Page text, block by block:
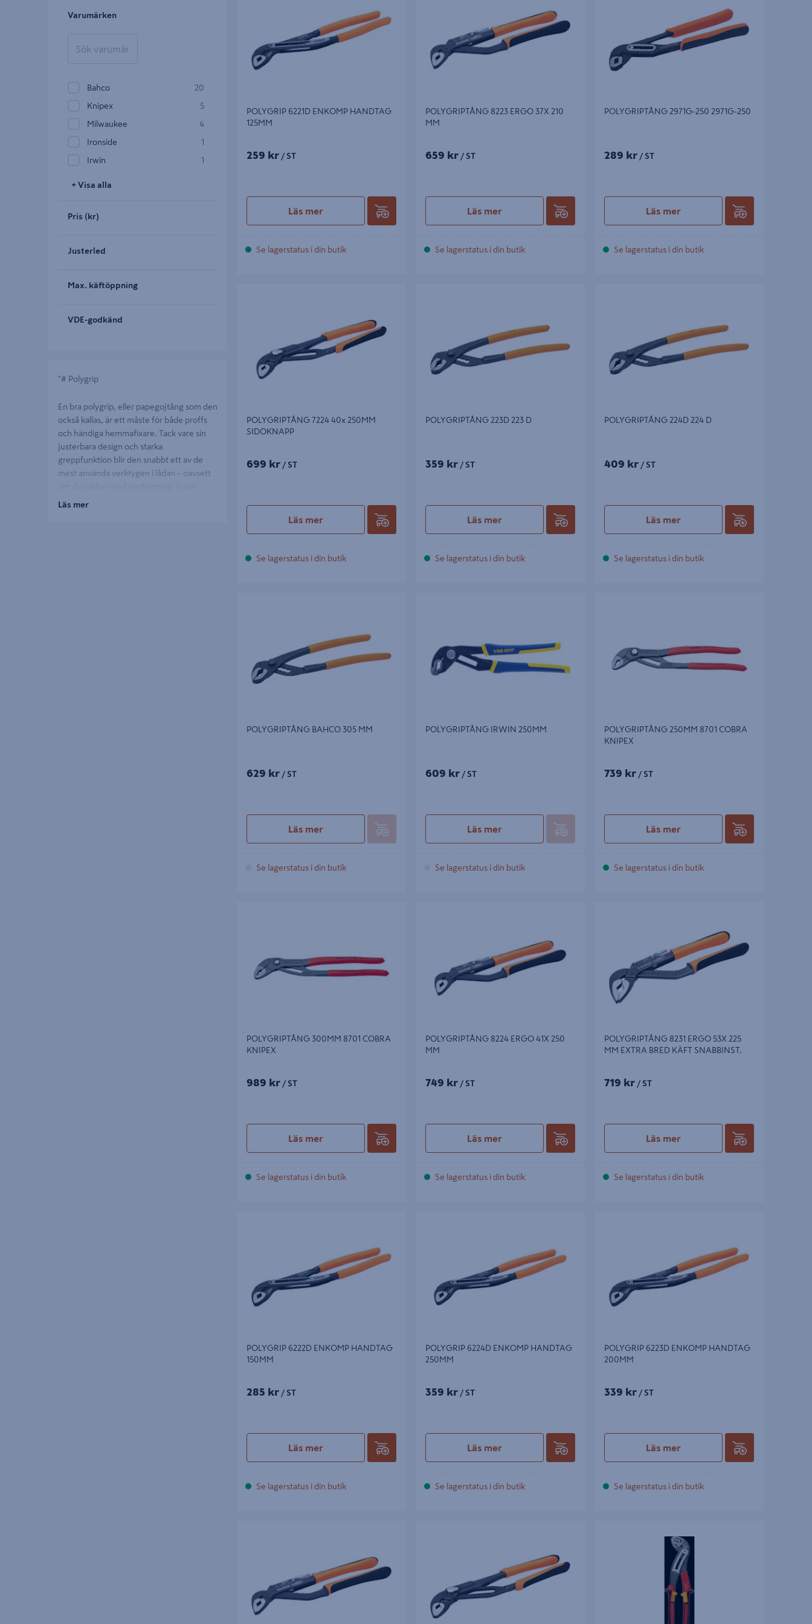
Varumärken
Bahco 20
Knipex 5
Milwaukee 4
Ironside 1
Irwin 1
+ Visa alla
Pris (kr)
Justerled
Max. käftöppning
VDE-godkänd
"# Polygrip
En bra polygrip, eller papegojtång som den
också kallas, är ett måste för både proffs
och händiga hemmafixare. Tack vare sin
justerbara design och starka
greppfunktion blir den snabbt ett av de
mest använda verktygen i lådan – oavsett
muttrar eller håller fast komponenter
Läs mer
POLYGRIP 6221D ENKOMP HANDTAG
125MM
259 kr / ST
Läs mer
Se lagerstatus i din butik
POLYGRIPTÅNG 8223 ERGO 37X 210
MM
659 kr / ST
Läs mer
Se lagerstatus i din butik
POLYGRIPTÅNG 2971G-250 2971G-250
289 kr / ST
Läs mer
Se lagerstatus i din butik
POLYGRIPTÅNG 7224 40x 250MM
SIDOKNAPP
699 kr / ST
Läs mer
Se lagerstatus i din butik
POLYGRIPTÅNG 223D 223 D
359 kr / ST
Läs mer
Se lagerstatus i din butik
POLYGRIPTÅNG 224D 224 D
409 kr / ST
Läs mer
Se lagerstatus i din butik
POLYGRIPTÅNG BAHCO 305 MM
629 kr / ST
Läs mer
Se lagerstatus i din butik
POLYGRIPTÅNG IRWIN 250MM
609 kr / ST
Läs mer
Se lagerstatus i din butik
POLYGRIPTÅNG 250MM 8701 COBRA
KNIPEX
739 kr / ST
Läs mer
Se lagerstatus i din butik
POLYGRIPTÅNG 300MM 8701 COBRA
KNIPEX
989 kr / ST
Läs mer
Se lagerstatus i din butik
POLYGRIPTÅNG 8224 ERGO 41X 250
MM
749 kr / ST
Läs mer
Se lagerstatus i din butik
POLYGRIPTÅNG 8231 ERGO 53X 225
MM EXTRA BRED KÄFT SNABBINST.
719 kr / ST
Läs mer
Se lagerstatus i din butik
POLYGRIP 6222D ENKOMP HANDTAG
150MM
285 kr / ST
Läs mer
Se lagerstatus i din butik
POLYGRIP 6224D ENKOMP HANDTAG
250MM
359 kr / ST
Läs mer
Se lagerstatus i din butik
POLYGRIP 6223D ENKOMP HANDTAG
200MM
339 kr / ST
Läs mer
Se lagerstatus i din butik